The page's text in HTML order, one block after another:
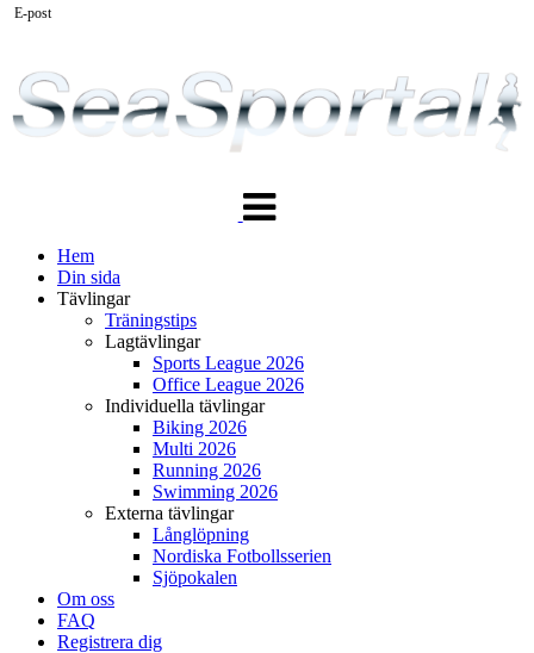
navigering
Hem
Din sida
Tävlingar
Träningstips
Lagtävlingar
Sports League 2026
Office League 2026
Individuella tävlingar
Biking 2026
Multi 2026
Running 2026
Swimming 2026
Externa tävlingar
Långlöpning
Nordiska Fotbollsserien
Sjöpokalen
Om oss
FAQ
Registrera dig
E-post